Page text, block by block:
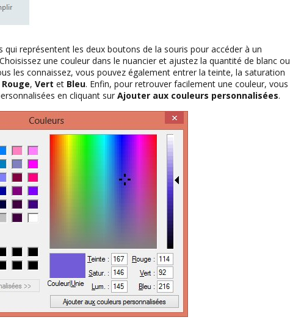
représentent les deux boutons de la souris pour accéder à un
une couleur dans le nuancier et ajustez la quantité de blanc ou
les connaissez, vous pouvez également entrer la teinte, la saturation
Rouge, Vert et Bleu. Enfin, pour retrouver facilement une couleur, vous
en cliquant sur Ajouter aux couleurs personnalisées.